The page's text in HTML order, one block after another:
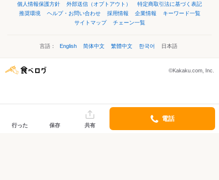
個人情報保護方針
外部送信（オプトアウト）
特定商取引法に基づく表記
推奨環境
ヘルプ・お問い合わせ 採用情報 企業情報
キーワード一覧
サイトマップ
チェーン一覧
言語： English 简体中文 繁體中文 한국어 日本語
©Kakaku.com, Inc.
行った 保存 共有
電話